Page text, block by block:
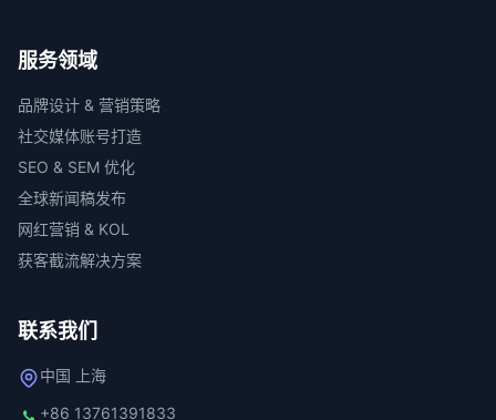
服务领域
品牌设计 & 营销策略
社交媒体账号打造
SEO & SEM 优化
全球新闻稿发布
网红营销 & KOL
获客截流解决方案
联系我们
中国 上海
+86 13761391833